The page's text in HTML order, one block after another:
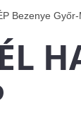
Bezenye